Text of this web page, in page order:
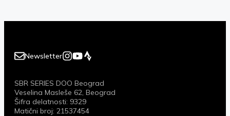
Newsletter
SBR SERIES DOO Beograd
Veselina Masleše 62, Beograd
Šifra delatnosti: 9329
Matični broj: 21537454